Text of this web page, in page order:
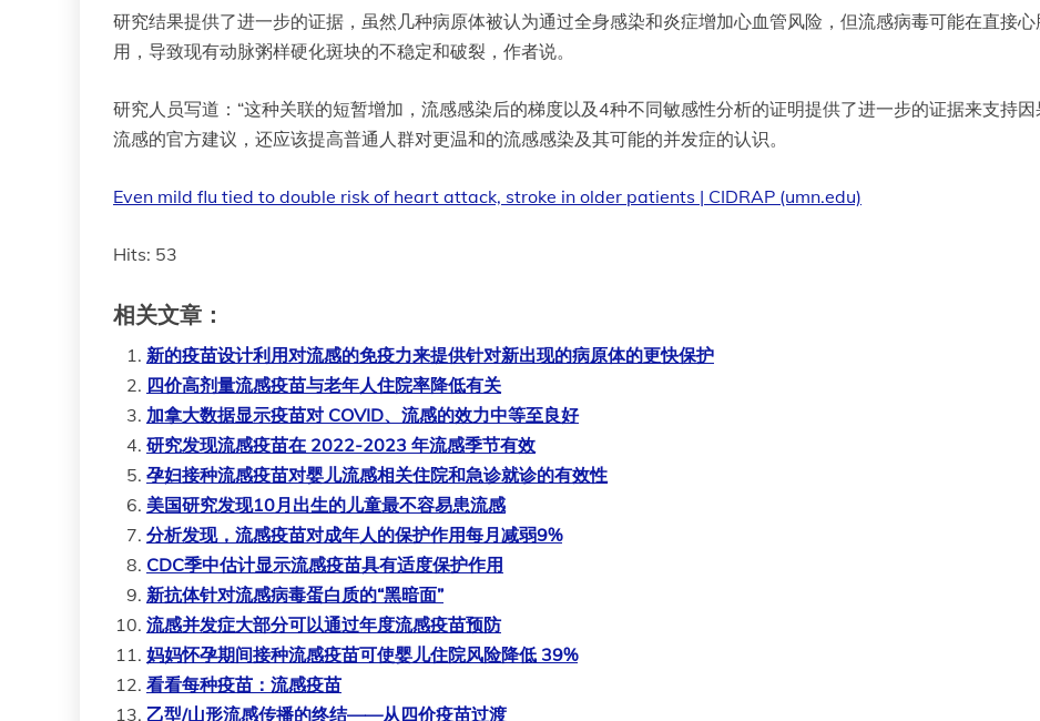
研究结果提供了进一步的证据，虽然几种病原体被认为通过全身感染和炎症增加心血管风险，但流感病毒可能在直接
用，导致现有动脉粥样硬化斑块的不稳定和破裂，作者说。
研究人员写道：“这种关联的短暂增加，流感感染后的梯度以及4种不同敏感性分析的证明提供了进一步的证据来支持
流感的官方建议，还应该提高普通人群对更温和的流感感染及其可能的并发症的认识。
Even mild flu tied to double risk of heart attack, stroke in older patients | CIDRAP (umn.edu)
Hits: 53
相关文章：
新的疫苗设计利用对流感的免疫力来提供针对新出现的病原体的更快保护
四价高剂量流感疫苗与老年人住院率降低有关
加拿大数据显示疫苗对 COVID、流感的效力中等至良好
研究发现流感疫苗在 2022-2023 年流感季节有效
孕妇接种流感疫苗对婴儿流感相关住院和急诊就诊的有效性
美国研究发现10月出生的儿童最不容易患流感
分析发现，流感疫苗对成年人的保护作用每月减弱9%
CDC季中估计显示流感疫苗具有适度保护作用
新抗体针对流感病毒蛋白质的“黑暗面”
流感并发症大部分可以通过年度流感疫苗预防
妈妈怀孕期间接种流感疫苗可使婴儿住院风险降低 39%
看看每种疫苗：流感疫苗
乙型/山形流感传播的终结——从四价疫苗过渡